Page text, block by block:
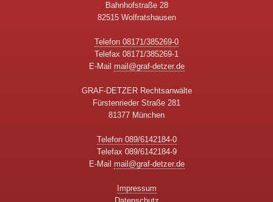
Bahnhofstraße 28
82515 Wolfratshausen
Telefon 08171/385269-0
Telefax 08171/385269-1
E-Mail mail@graf-detzer.de
GRAF-DETZER Rechtsanwälte
Fürstenrieder Straße 281
81377 München
Telefon 089/6142184-0
Telefax 089/6142184-9
E-Mail mail@graf-detzer.de
Impressum